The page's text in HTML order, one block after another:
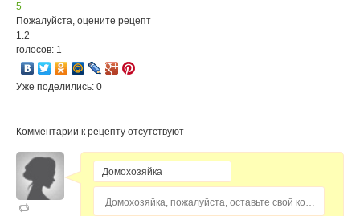
5
Пожалуйста, оцените рецепт
1.2
голосов: 1
Уже поделились: 0
Комментарии к рецепту отсутствуют
Домохозяйка, пожалуйста, оставьте свой комментарий...